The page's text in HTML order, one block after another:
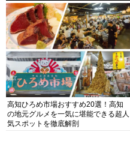
高知ひろめ市場おすすめ20選！高知
の地元グルメを一気に堪能できる超人
気スポットを徹底解剖